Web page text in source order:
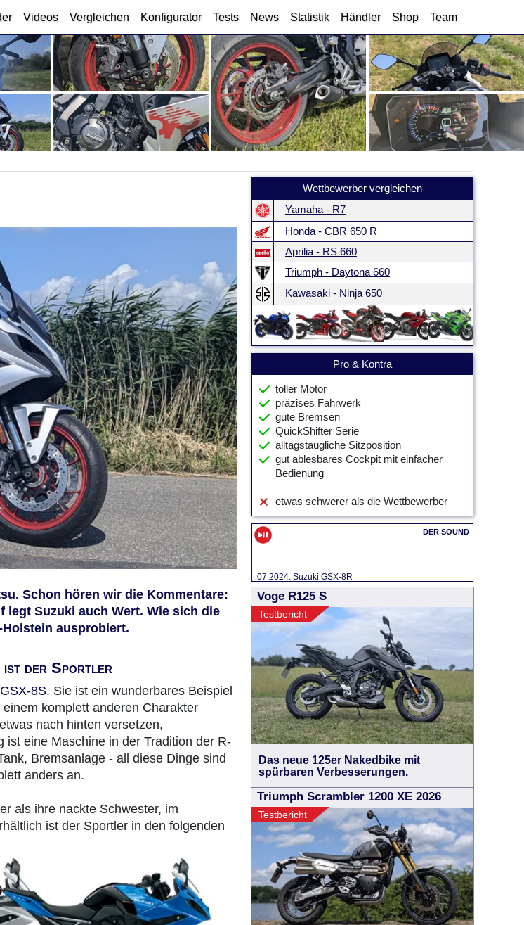
Videos Vergleichen Konfigurator Tests News Statistik Händler Shop Team
Schon hören wir die Kommentare:
legt Suzuki auch Wert. Wie sich die
ausprobiert.
ist der Sportler
GSX-8S. Sie ist ein wunderbares Beispiel
komplett anderen Charakter
nach hinten versetzen,
eine Maschine in der Tradition der R-
Bremsanlage - all diese Dinge sind
anders an.
als ihre nackte Schwester, im
ist der Sportler in den folgenden
Wettbewerber vergleichen
Yamaha - R7
Honda - CBR 650 R
Aprilia - RS 660
Triumph - Daytona 660
Kawasaki - Ninja 650
Pro & Kontra
toller Motor
präzises Fahrwerk
gute Bremsen
QuickShifter Serie
alltagstaugliche Sitzposition
gut ablesbares Cockpit mit einfacher
Bedienung
etwas schwerer als die Wettbewerber
07.2024: Suzuki GSX-8R
Voge R125 S
Testbericht
Das neue 125er Nakedbike mit
spürbaren Verbesserungen.
Triumph Scrambler 1200 XE 2026
Testbericht